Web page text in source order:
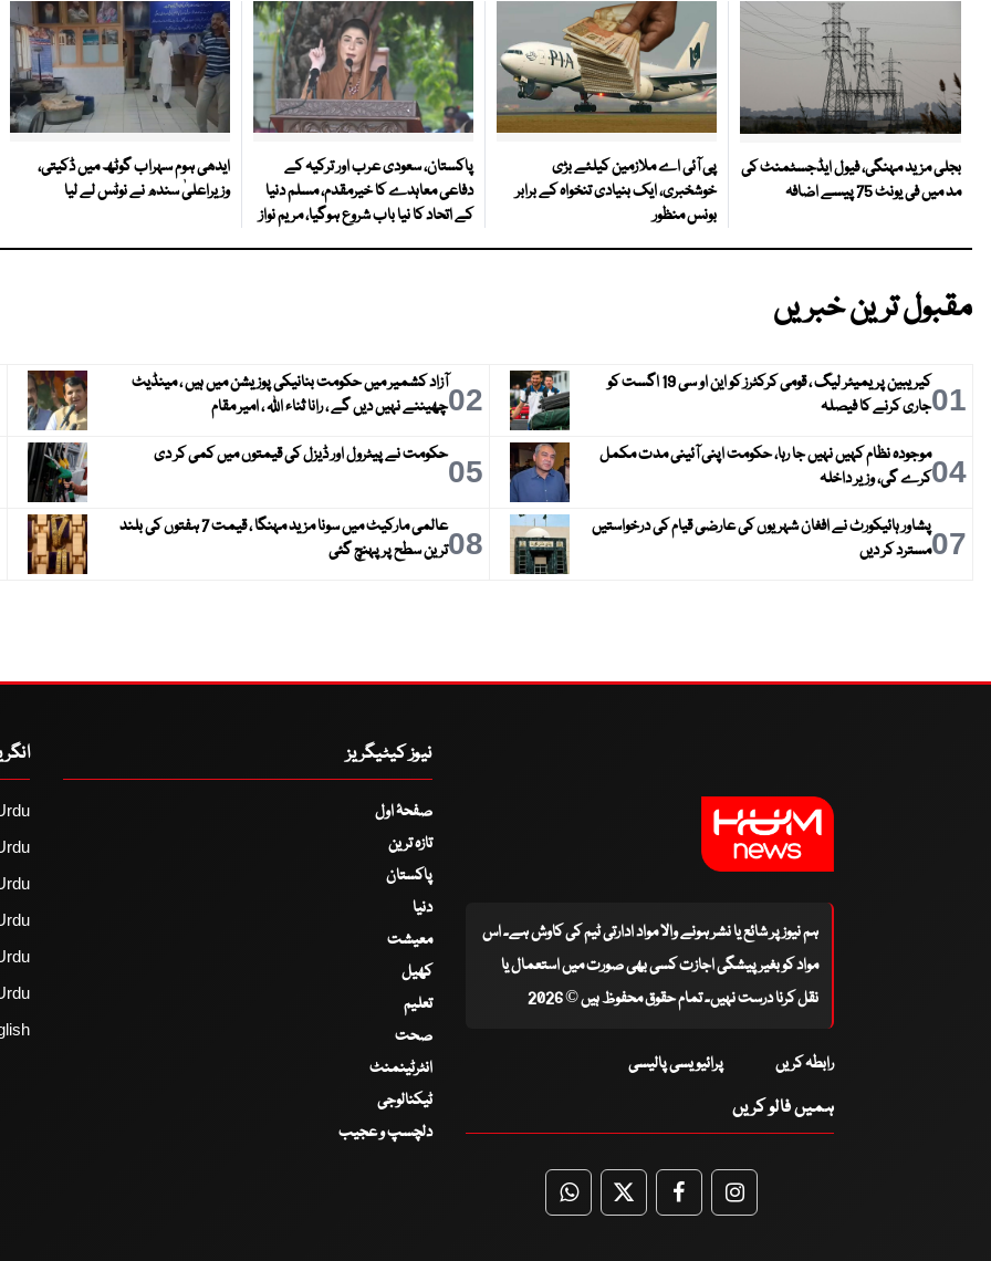
بجلی مزید مہنگی، فیول ایڈجسٹمنٹ کی
مد میں فی یونٹ 75 پیسے اضافہ
پی آئی اے ملازمین کیلئے بڑی
خوشخبری، ایک بنیادی تنخواہ کے برابر
بونس منظور
پاکستان، سعودی عرب اور ترکیہ کے
دفاعی معاہدے کا خیرمقدم، مسلم دنیا
کے اتحاد کا نیا باب شروع ہوگیا، مریم نواز
ایدھی ہوم سہراب گوٹھ میں ڈکیتی،
وزیراعلیٰ سندھ نے نوٹس لے لیا
مقبول ترین خبریں
01
کیریبین پریمیئر لیگ ، قومی کرکٹرز کو این او سی 19 اگست کو
جاری کرنے کا فیصلہ
02آزاد کشمیر میں حکومت بنانیکی پوزیشن میں ہیں ، مینڈیٹ
چھیننے نہیں دیں گے ، رانا ثناء اللہ ، امیر مقام
04موجودہ نظام کہیں نہیں جا رہا، حکومت اپنی آئینی مدت مکمل
کرے گی، وزیر داخلہ
05حکومت نے پیٹرول اور ڈیزل کی قیمتوں میں کمی کر دی
07پشاور ہائیکورٹ نے افغان شہریوں کی عارضی قیام کی درخواستیں
مسترد کر دیں
08
عالمی مارکیٹ میں سونا مزید مہنگا ، قیمت 7 ہفتوں کی بلند
ترین سطح پر پہنچ گئی
ہم نیوز پر شائع یا نشر ہونے والا مواد ادارتی ٹیم کی کاوش ہے۔ اس
مواد کو بغیر پیشگی اجازت کسی بھی صورت میں استعمال یا
نقل کرنا درست نہیں۔ تمام حقوق محفوظ ہیں © 2026
رابطہ کریں پرائیویسی پالیسی
ہمیں فالو کریں
WhatsApp
TwitterFacebookFacebook
نیوز کیٹیگریز
صفحۂ اول
تازہ ترین
پاکستان
دنیا
معیشت
کھیل
تعلیم
صحت
انٹرٹینمنٹ
ٹیکنالوجی
دلچسپ و عجیب